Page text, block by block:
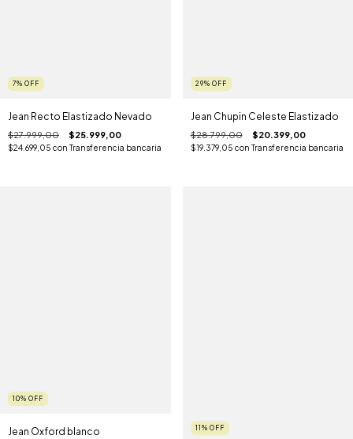
7% OFF
Jean Recto Elastizado Nevado
$27.999,00 $25.999,00
$24.699,05 con Transferencia bancaria
29% OFF
Jean Chupin Celeste Elastizado
$28.799,00 $20.399,00
$19.379,05 con Transferencia bancaria
10% OFF
Jean Oxford blanco 11 % OFF